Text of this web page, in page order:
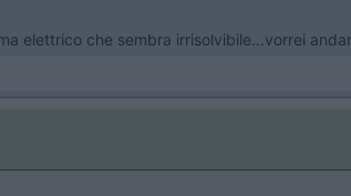
elettrico che sembra irrisolvibile...vorrei